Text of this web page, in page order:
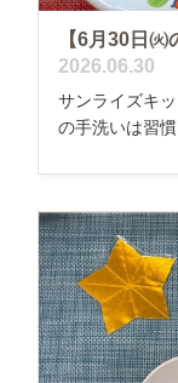
【6月30日㈫
2026.06.30
サンライズキ
の手洗いは習